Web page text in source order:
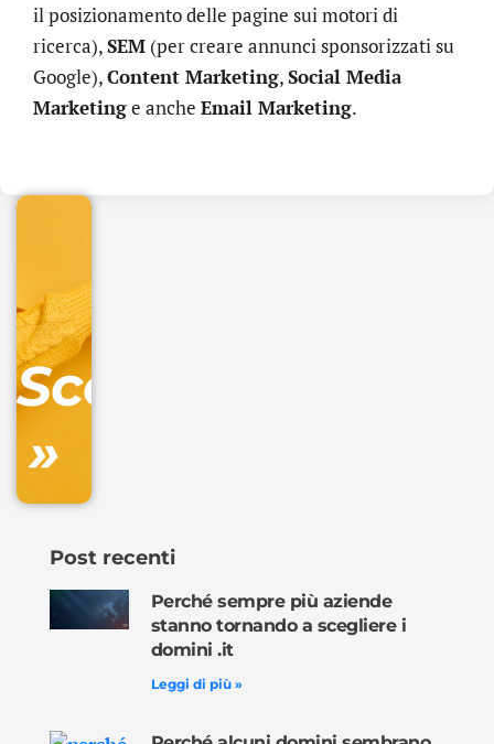
il posizionamento delle pagine sui motori di
ricerca),SEM (per creare annunci sponsorizzati su
Google),Content Marketing,Social Media
Marketinge anche Email Marketing.
Scopri
»
.online
Post recenti
Perché sempre più aziende
stanno tornando a scegliere i
domini .it
Leggi di più »